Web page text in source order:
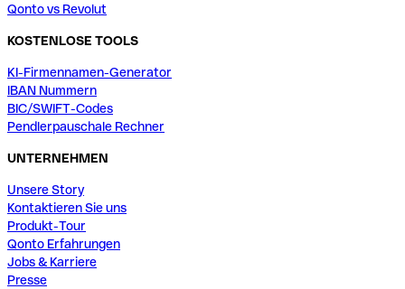
Qonto vs Revolut
KOSTENLOSE TOOLS
KI-Firmennamen-Generator
IBAN Nummern
BIC/SWIFT-Codes
Pendlerpauschale Rechner
UNTERNEHMEN
Unsere Story
Kontaktieren Sie uns
Produkt-Tour
Qonto Erfahrungen
Jobs & Karriere
Presse